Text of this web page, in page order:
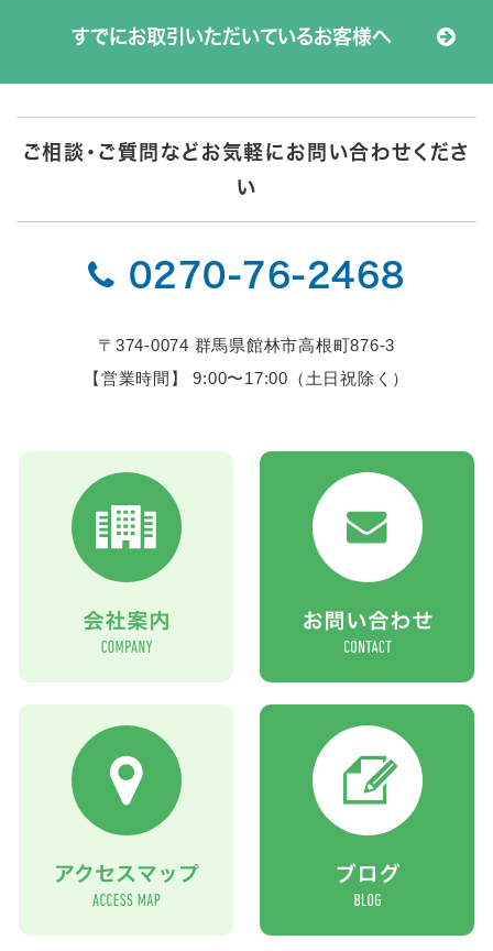
すでにお取引いただいているお客様へ
ご相談・ご質問などお気軽にお問い合わせくださ
い
 0270-76-2468
〒374-0074 群馬県館林市高根町876-3
【営業時間】 9:00〜17:00（土日祝除く）